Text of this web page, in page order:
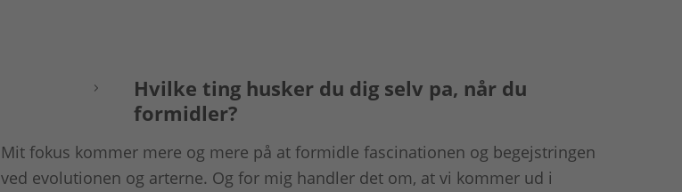
Hvilke ting husker du dig selv pa, når du
formidler?
Mit fokus kommer mere og mere på at formidle fascinationen og begejstringen
ved evolutionen og arterne. Og for mig handler det om, at vi kommer ud i